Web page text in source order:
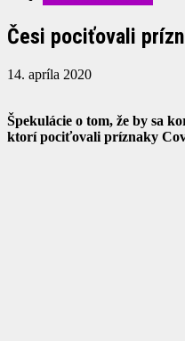
Česi pociťovali
14. apríla 2020
Špekulácie o tom, že by sa
ktorí pociťovali príznaky